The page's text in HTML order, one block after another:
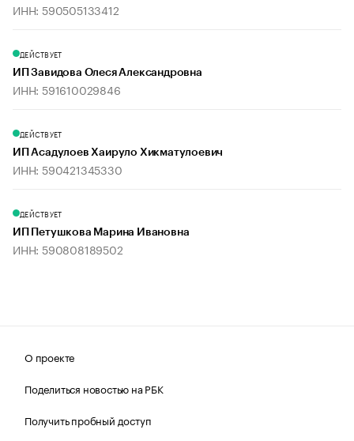
ИНН: 590505133412
ДЕЙСТВУЕТ
ИП Завидова Олеся Александровна
ИНН: 591610029846
ДЕЙСТВУЕТ
ИП Асадулоев Хаируло Хикматулоевич
ИНН: 590421345330
ДЕЙСТВУЕТ
ИП Петушкова Марина Ивановна
ИНН: 590808189502
О проекте
Поделиться новостью на РБК
Получить пробный доступ